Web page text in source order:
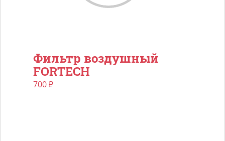
Фильтр воздушный
FORTECH
700₽